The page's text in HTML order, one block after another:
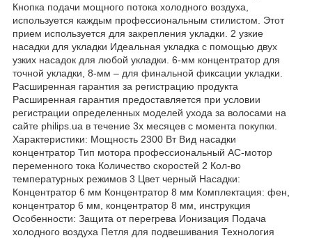
Кнопка подачи мощного потока холодного воздуха,
используется каждым профессиональным стилистом. Этот
прием используется для закрепления укладки. 2 узкие
насадки для укладки Идеальная укладка с помощью двух
узких насадок для любой укладки. 6-мм концентратор для
точной укладки, 8-мм – для финальной фиксации укладки.
Расширенная гарантия за регистрацию продукта
Расширенная гарантия предоставляется при условии
регистрации определенных моделей ухода за волосами на
сайте philips.ua в течение 3х месяцев с момента покупки.
Характеристики: Мощность 2300 Вт Вид насадки
концентратор Тип мотора профессиональный AC-мотор
переменного тока Количество скоростей 2 Кол-во
температурных режимов 3 Цвет черный Насадки:
Концентратор 6 мм Концентратор 8 мм Комплектация: фен,
концентратор 6 мм, концентратор 8 мм, инструкция
Особенности: Защита от перегрева Ионизация Подача
холодного воздуха Петля для подвешивания Технология